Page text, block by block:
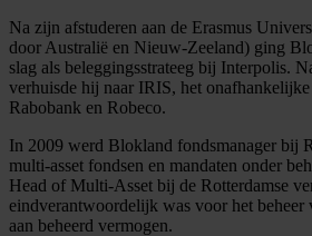
Na zijn afstuderen aan de Erasmus
door Australië en Nieuw-Zeeland) ging
slag als beleggingsstrateeg bij Interpolis.
verhuisde hij naar IRIS, het
Rabobank en Robeco.
In 2009 werd Blokland fondsmanager bij
multi-asset fondsen en mandaten onder
Head of Multi-Asset bij de Rotterdamse
eindverantwoordelijk was voor het beheer
aan beheerd vermogen.